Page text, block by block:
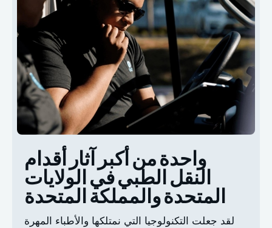
واحدة من أكبر آثار أقدام
النقل الطبي في الولايات
المتحدة والمملكة المتحدة
لقد جعلت التكنولوجيا التي نمتلكها والأطباء المهرة